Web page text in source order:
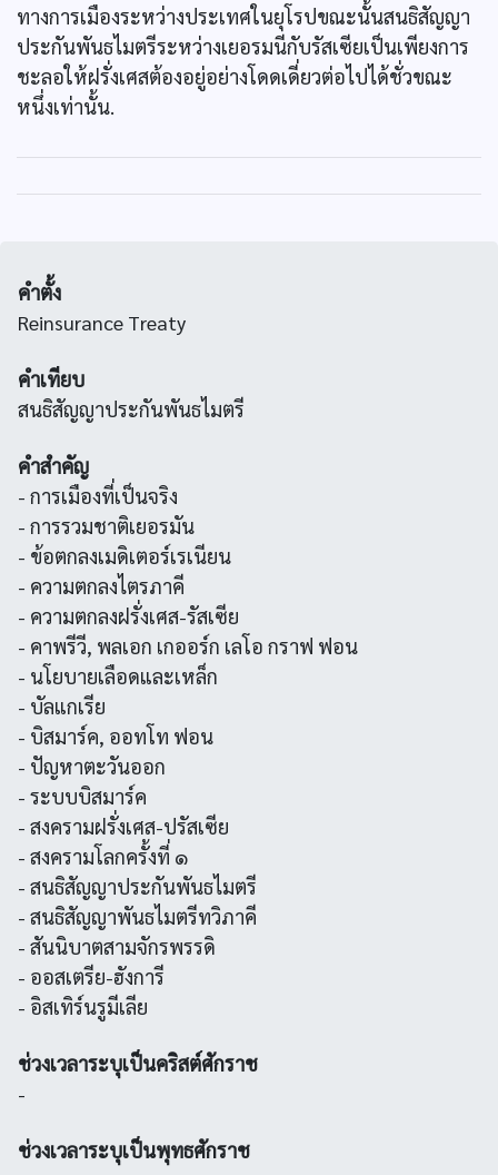
ทางการเมืองระหว่างประเทศในยุโรปขณะนั้นสนธิสัญญา
ประกันพันธไมตรีระหว่างเยอรมนีกับรัสเซียเป็นเพียงการ
ชะลอให้ฝรั่งเศสต้องอยู่อย่างโดดเดี่ยวต่อไปได้ชั่วขณะ
หนึ่งเท่านั้น.
คำตั้ง
Reinsurance Treaty
คำเทียบ
สนธิสัญญาประกันพันธไมตรี
คำสำคัญ
- การเมืองที่เป็นจริง
- การรวมชาติเยอรมัน
- ข้อตกลงเมดิเตอร์เรเนียน
- ความตกลงไตรภาคี
- ความตกลงฝรั่งเศส-รัสเซีย
- คาพรีวี, พลเอก เกออร์ก เลโอ กราฟ ฟอน
- นโยบายเลือดและเหล็ก
- บัลแกเรีย
- บิสมาร์ค, ออทโท ฟอน
- ปัญหาตะวันออก
- ระบบบิสมาร์ค
- สงครามฝรั่งเศส-ปรัสเซีย
- สงครามโลกครั้งที่ ๑
- สนธิสัญญาประกันพันธไมตรี
- สนธิสัญญาพันธไมตรีทวิภาคี
- สันนิบาตสามจักรพรรดิ
- ออสเตรีย-ฮังการี
- อิสเทิร์นรูมีเลีย
ช่วงเวลาระบุเป็นคริสต์ศักราช
-
ช่วงเวลาระบุเป็นพุทธศักราช